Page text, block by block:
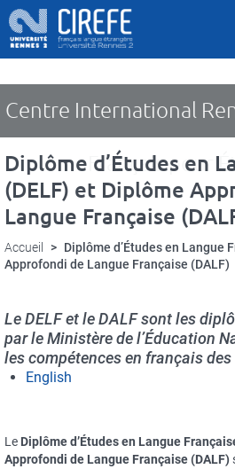
Panneau de gestion des cookies
Aller
au
contenu
Centre International
Français pour
Diplôme d’Études en
(DELF) et Diplôme
Langue Française
Accueil
Diplôme d’Études en Langue
Approfondi de Langue Française (DALF)
Le DELF et le DALF sont les
par le Ministère de l’Éducation
les compétences en français
English
Le Diplôme d’Études en Langue
Approfondi de Langue Française (DALF)